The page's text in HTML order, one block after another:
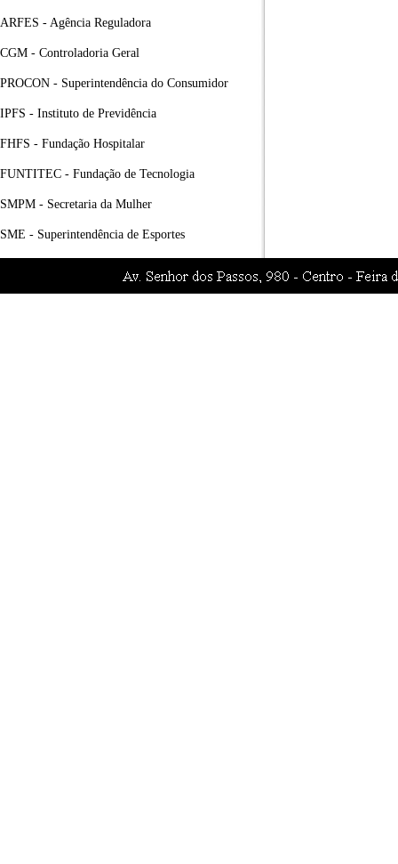
ARFES - Agência Reguladora
CGM - Controladoria Geral
PROCON - Superintendência do Consumidor
IPFS - Instituto de Previdência
FHFS - Fundação Hospitalar
FUNTITEC - Fundação de Tecnologia
SMPM - Secretaria da Mulher
SME - Superintendência de Esportes